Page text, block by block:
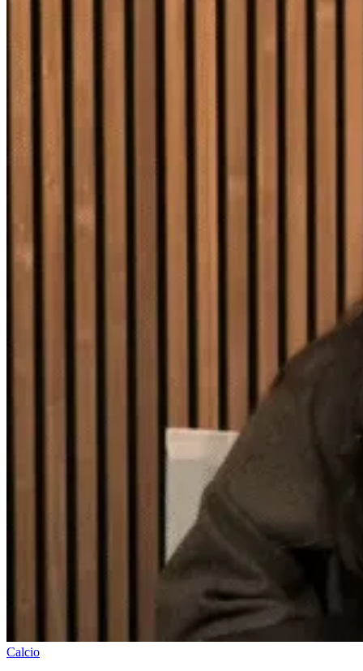
Calcio